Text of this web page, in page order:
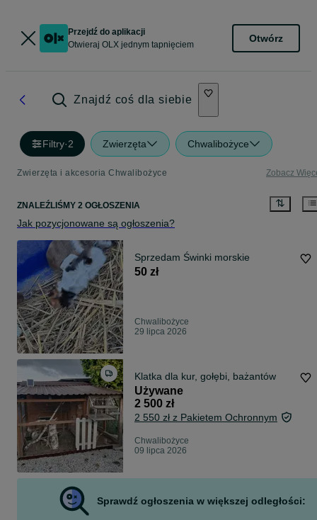
Przejdź do aplikacji
Otwieraj OLX jednym tapnięciem
Otwórz
Znajdź coś dla siebie
Filtry·2 Zwierzęta Chwalibożyce
Zwierzęta i akcesoria Chwalibożyce Zobacz
ZNALEŹLIŚMY 2 OGŁOSZENIA
Jak pozycjonowane są ogłoszenia?
Sprzedam Świnki morskie
50 zł
Chwalibożyce
29 lipca 2026
Klatka dla kur, gołębi, bażantów
Używane
2 500 zł
2 550 zł z Pakietem Ochronnym
Chwalibożyce
09 lipca 2026
Sprawdź ogłoszenia w większej odległości: